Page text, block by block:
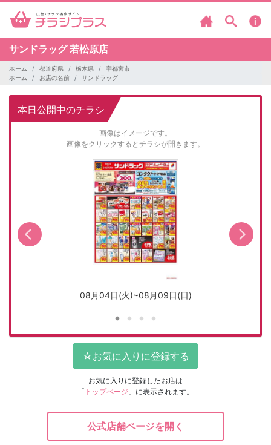
サンドラッグ若松原店
ホーム 都道府県 栃木県
宇都宮市
ホーム
お店の名前 サンドラッグ
本日公開中のチラシ
画像はイメージです。
画像をクリックするとチラシが開きます。
08月04日(火)~08月09日(日)
お気に入りに登録したお店は
「 トップページ 」に表示されます。
公式店舗ページを開く